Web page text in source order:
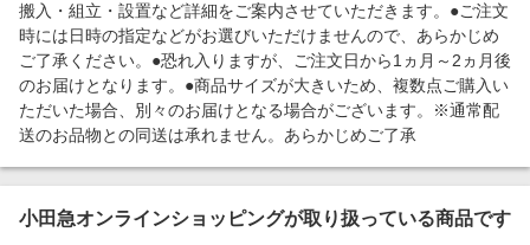
搬入・組立・設置など詳細をご案内させていただきます。●ご注文
時には日時の指定などがお選びいただけませんので、あらかじめ
ご了承ください。●恐れ入りますが、ご注文日から1ヵ月～2ヵ月後
のお届けとなります。●商品サイズが大きいため、複数点ご購入い
ただいた場合、別々のお届けとなる場合がございます。※通常配
送のお品物との同送は承れません。あらかじめご了承
小田急オンラインショッピングが取り扱っている商品です